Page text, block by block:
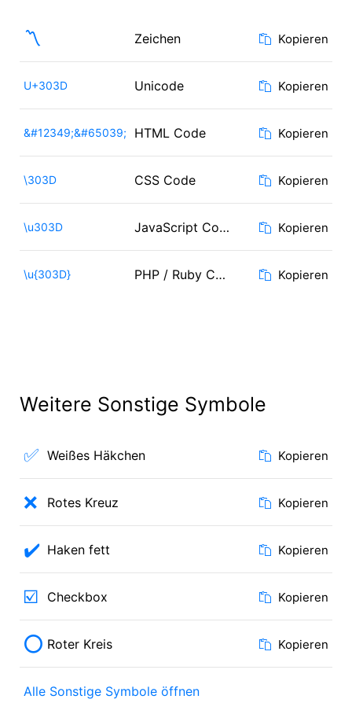
〽️ Zeichen Kopieren
U+303D Unicode Kopieren
&#12349;&#65039; HTML Code Kopieren
\303D CSS Code Kopieren
\u303D JavaScript Code Kopieren
\u{303D} PHP / Ruby Code Kopieren
Weitere Sonstige Symbole
✅ Weißes Häkchen Kopieren
❌ Rotes Kreuz Kopieren
✔️ Haken fett Kopieren
☑️ Checkbox Kopieren
⭕ Roter Kreis Kopieren
Alle Sonstige Symbole öffnen